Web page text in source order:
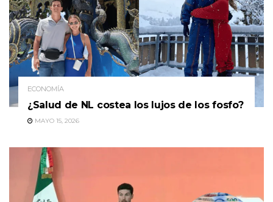
ECONOMÍA
¿Salud de NL costea los lujos de los fosfo?
MAYO 15, 2026